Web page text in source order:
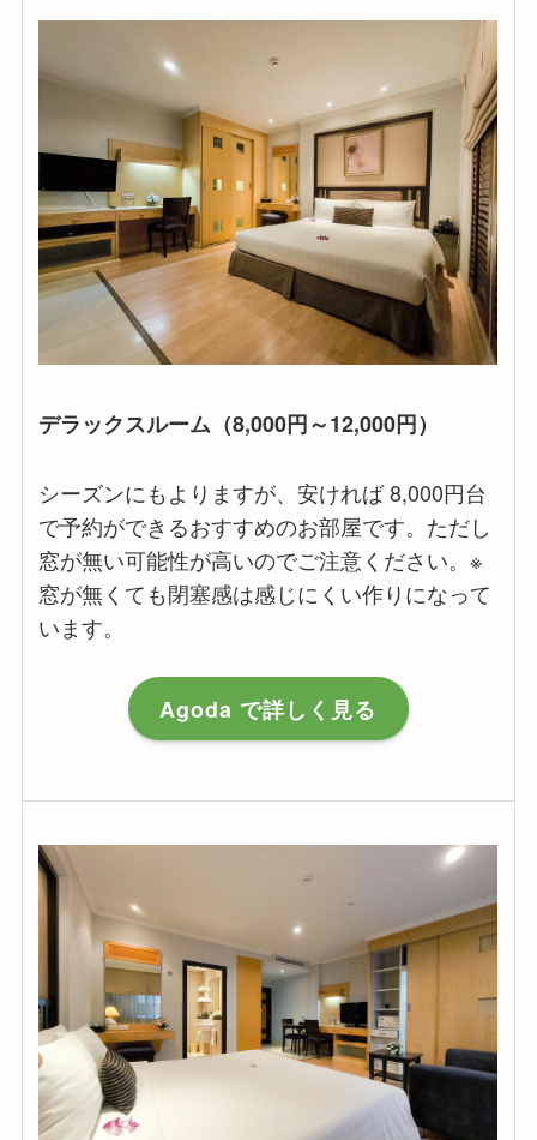
デラックスルーム（8,000円～12,000円）
シーズンにもよりますが、安ければ 8,000円台
で予約ができるおすすめのお部屋です。ただし
窓が無い可能性が高いのでご注意ください。※
窓が無くても閉塞感は感じにくい作りになって
います。
Agoda で詳しく見る